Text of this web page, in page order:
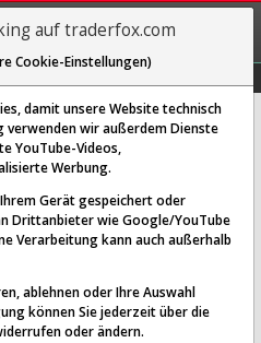
REGIS-
TRIEREN
Corp.
Ø Performance
letzte 9 Jahre
21,01 %
auf traderfox.com
Cookie-Einstellungen)
damit unsere Website technisch
wir außerdem Dienste
YouTube-Videos,
Werbung.
Gerät gespeichert oder
Drittanbieter wie Google/YouTube
Verarbeitung kann auch außerhalb
ablehnen oder Ihre Auswahl
können Sie jederzeit über die
oder ändern.